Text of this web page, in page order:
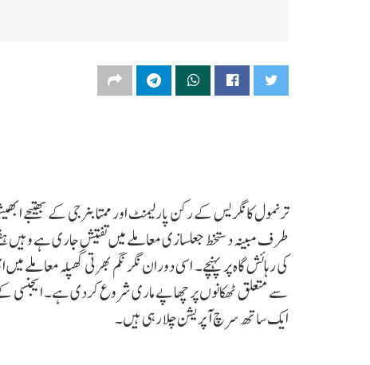
ترنمول کانگریس کے رکن پارلیمنٹ اور ممتا بنرجی کے
طرف مبینہ دستخط جعلسازی معاملے میں تفتیش جاری ہے وہیں
کی رہائش گاہ پر پہنچے۔ اسی دوران نگر نگم بھرتی گھپلہ
ایک ساتھ سرچ آپریشن چلا رہی ہیں۔